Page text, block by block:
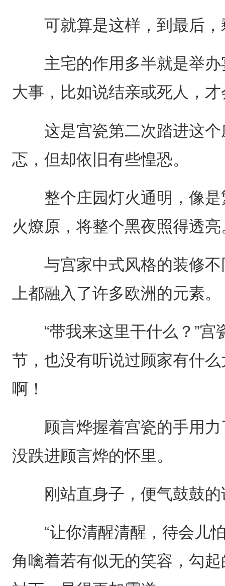
可就算是这样，到最后，
主宅的作用多半就是举办
大事，比如说结亲或死人，
这是宫瓷第二次踏进这个
忑，但却依旧有些惶恐。
整个庄园灯火通明，像是
火燎原，将整个黑夜照得透亮
与宫家中式风格的装修不
上都融入了许多欧洲的元素。
“带我来这里干什么？”宫
节，也没有听说过顾家有什
啊！
顾言烨握着宫瓷的手用力
没跌进顾言烨的怀里。
刚站直身子，便气鼓鼓的
“让你清醒清醒，待会儿怕
角噙着若有似无的笑容，勾